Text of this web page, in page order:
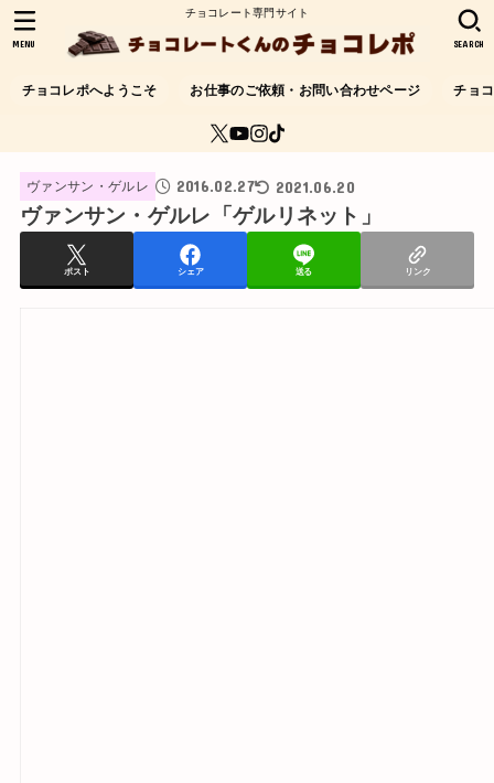
チョコレート専門サイト
チョコレポへようこそ お仕事のご依頼・お問い合わせページ チョ
SEARCH
MENU
ヴァンサン・ゲルレ 2016.02.27 2021.06.20
ヴァンサン・ゲルレ「ゲルリネット」
ポスト シェア 送る リンク